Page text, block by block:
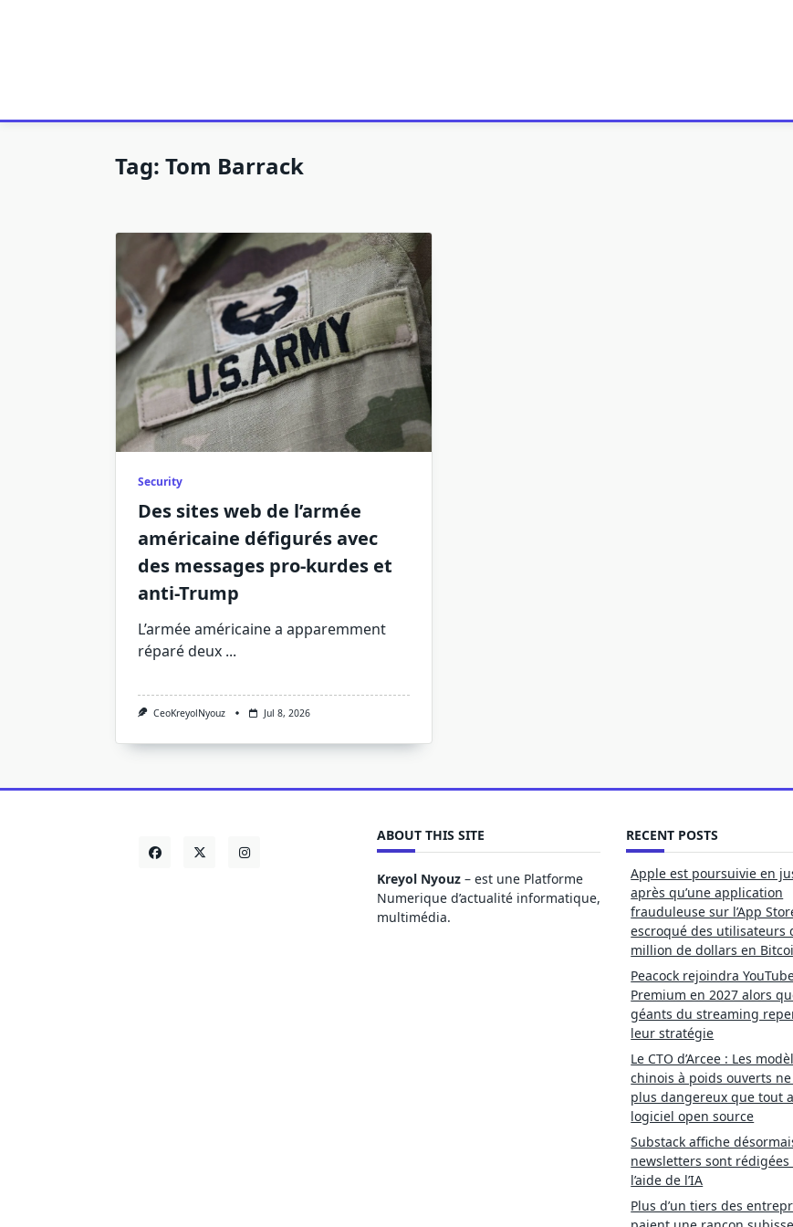
Tag: Tom Barrack
Security
Des sites web de l’armée
américaine défigurés avec
des messages pro-kurdes et
anti-Trump
L’armée américaine a apparemment
réparé deux ...
CeoKreyolNyouz Jul 8, 2026
ABOUT THIS SITE
Kreyol Nyouz – est une Platforme
Numerique d’actualité informatique,
multimédia.
RECENT POSTS
Apple est poursuivie en
après qu’une application
frauduleuse sur l’App
escroqué des utilisateurs
million de dollars en
Peacock rejoindra
Premium en 2027 alors
géants du streaming
leur stratégie
Le CTO d’Arcee : Les
chinois à poids ouverts
plus dangereux que tout
logiciel open source
Substack affiche
newsletters sont rédigées
l’aide de l’IA
Plus d’un tiers des